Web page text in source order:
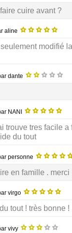
cuire avant ?
aline
modifié
dante
NANI
trouve tres facile a
du tout
personne
en famille . merci
virgo
tout ! très bonne !
vivy